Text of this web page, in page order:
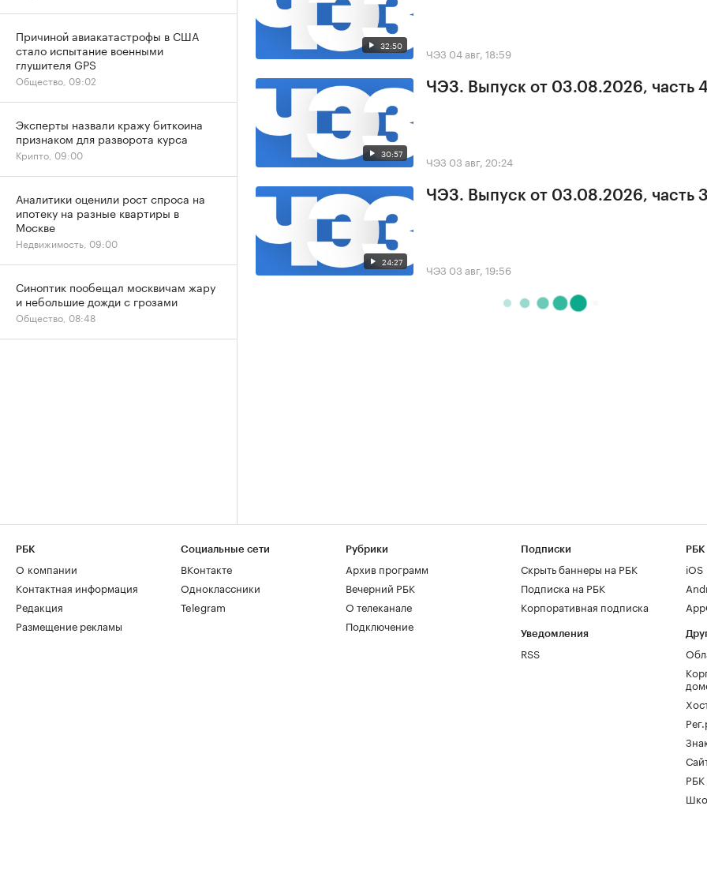
32:50 ЧЭЗ 04 авг, 18:59
30:57
ЧЭЗ. Выпуск от 03.08.2026, часть
ЧЭЗ 03 авг, 20:24
24:27
ЧЭЗ. Выпуск от 03.08.2026, часть
ЧЭЗ 03 авг, 19:56
Причиной авиакатастрофы в США
стало испытание военными
глушителя GPS
Общество, 09:02
Эксперты назвали кражу биткоина
признаком для разворота курса
Крипто, 09:00
Аналитики оценили рост спроса на
ипотеку на разные квартиры в
Москве
Недвижимость, 09:00
Синоптик пообещал москвичам жару
и небольшие дожди с грозами
Общество, 08:48
РБК
О компании
Контактная информация
Редакция
Размещение рекламы
Социальные сети
ВКонтакте
Одноклассники
Telegram
Рубрики
Архив программ
Вечерний РБК
О телеканале
Подключение
Подписки
Скрыть баннеры на РБК
Подписка на РБК
Корпоративная подписка
Уведомления
RSS
РБК
iOS